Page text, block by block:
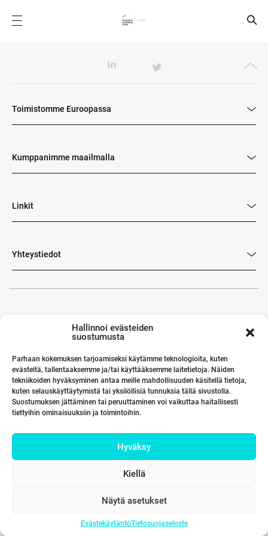
Hallinnoi evästeiden
suostumusta
Parhaan kokemuksen tarjoamiseksi käytämme teknologioita, kuten
evästeitä, tallentaaksemme ja/tai käyttääksemme laitetietoja. Näiden
tekniikoiden hyväksyminen antaa meille mahdollisuuden käsitellä tietoja,
kuten selauskäyttäytymistä tai yksilöllisiä tunnuksia tällä sivustolla.
Suostumuksen jättäminen tai peruuttaminen voi vaikuttaa haitallisesti
tiettyihin ominaisuuksiin ja toimintoihin.
Hyväksy
Kiellä
Näytä asetukset
EvästekäytäntöTietosuojaseloste
Toimistomme Euroopassa
Kumppanimme maailmalla
Linkit
Yhteystiedot